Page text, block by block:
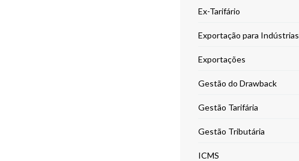
Ex-Tarifário
Exportação para Indústrias
Exportações
Gestão do Drawback
Gestão Tarifária
Gestão Tributária
ICMS